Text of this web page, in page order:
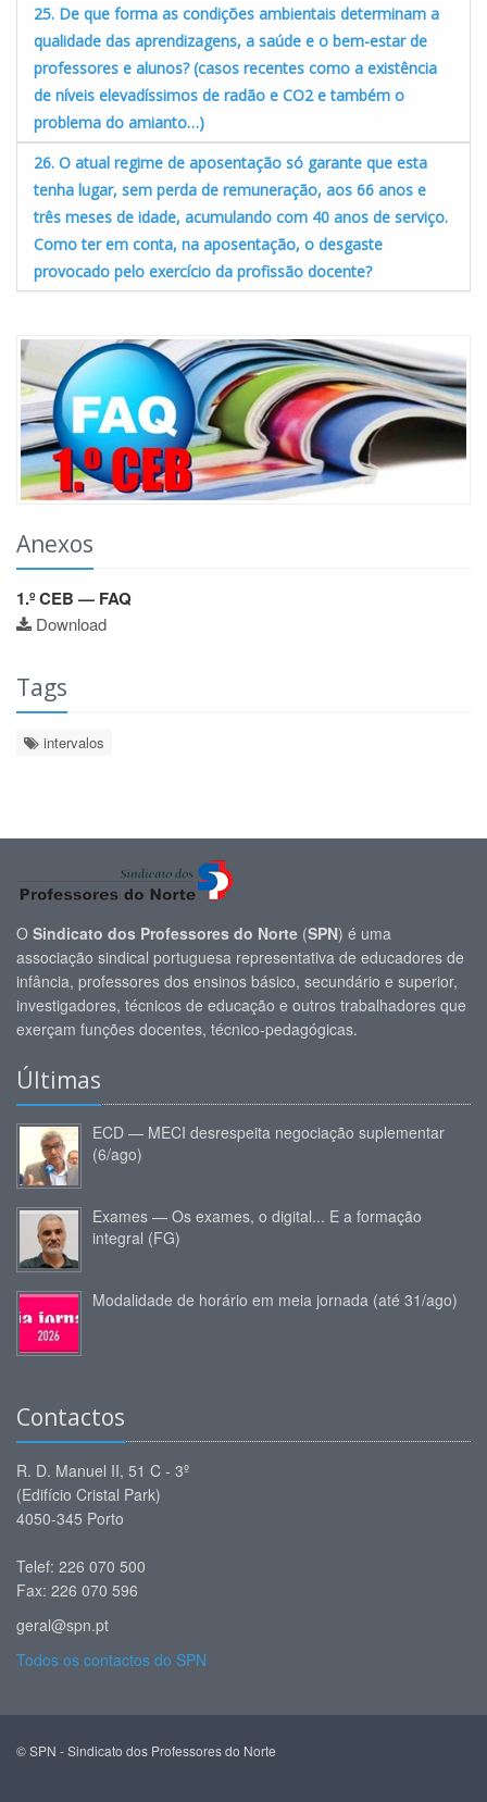
25. De que forma as condições ambientais determinam a
qualidade das aprendizagens, a saúde e o bem-estar de
professores e alunos? (casos recentes como a existência
de níveis elevadíssimos de radão e CO2 e também o
problema do amianto…)
26. O atual regime de aposentação só garante que esta
tenha lugar, sem perda de remuneração, aos 66 anos e
três meses de idade, acumulando com 40 anos de serviço.
Como ter em conta, na aposentação, o desgaste
provocado pelo exercício da profissão docente?
Anexos
1.º CEB — FAQ
Download
Tags
intervalos
O Sindicato dos Professores do Norte (SPN) é uma
associação sindical portuguesa representativa de educadores de
infância, professores dos ensinos básico, secundário e superior,
investigadores, técnicos de educação e outros trabalhadores que
exerçam funções docentes, técnico-pedagógicas.
Últimas
ECD — MECI desrespeita negociação suplementar
(6/ago)
Exames — Os exames, o digital... E a formação
integral (FG)
Modalidade de horário em meia jornada (até 31/ago)
Contactos
R. D. Manuel II, 51 C - 3º
(Edifício Cristal Park)
4050-345 Porto
Telef: 226 070 500
Fax: 226 070 596
geral@spn.pt
Todos os contactos do SPN
© SPN - Sindicato dos Professores do Norte